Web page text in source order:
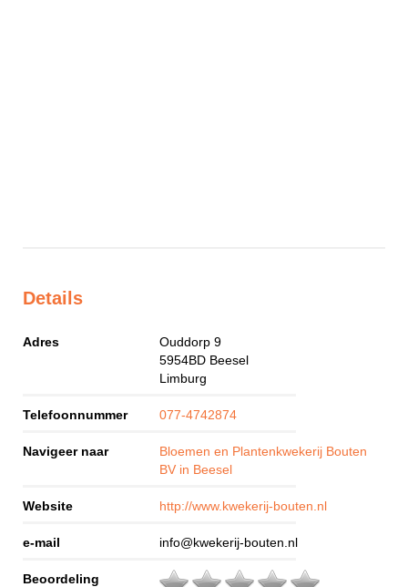
Details
Adres
Ouddorp 9
5954BD Beesel
Limburg
Telefoonnummer 077-4742874
Navigeer naar
Bloemen en Plantenkwekerij Bouten
BV in Beesel
Website http://www.kwekerij-bouten.nl
e-mail info@kwekerij-bouten.nl
Beoordeling